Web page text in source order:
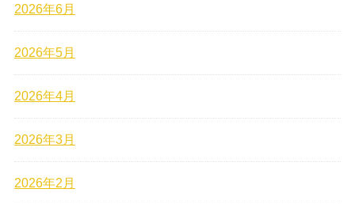
2026年6月
2026年5月
2026年4月
2026年3月
2026年2月